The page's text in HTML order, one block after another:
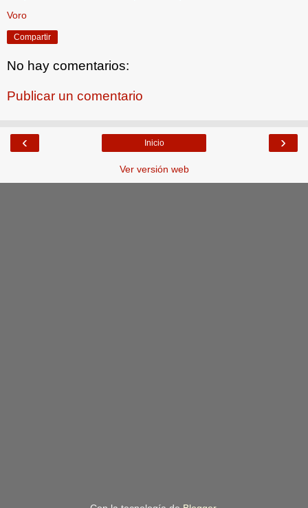
Voro
Compartir
No hay comentarios:
Publicar un comentario
‹ ›
Inicio
Ver versión web